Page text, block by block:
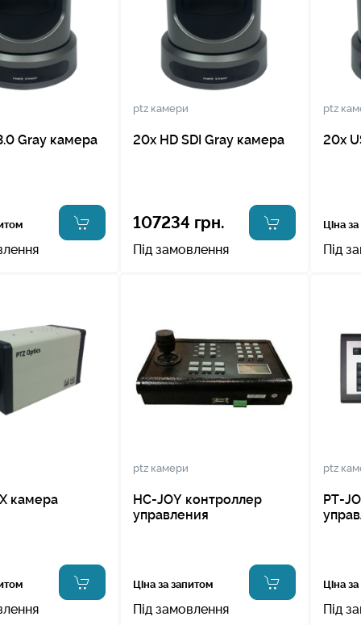
Gray камера
ptz камери
20x HD SDI Gray камера
107234 грн.
Під замовлення
ptz
20x
Ціна
Під
камера
ptz камери
HC-JOY контроллер
управления
Ціна за запитом
Під замовлення
ptz
PT-
Ціна
Під